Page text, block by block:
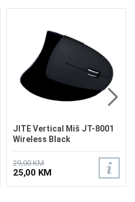
JITE Vertical Miš JT-8001
Wireless Black
29,00 KM
25,00 KM